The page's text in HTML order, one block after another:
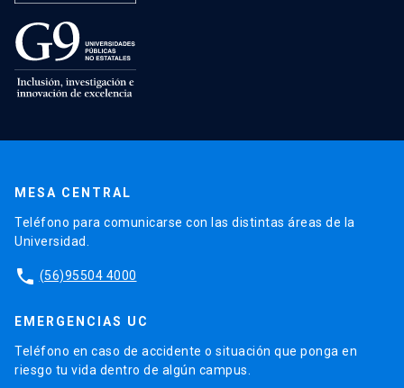
MESA CENTRAL
Teléfono para comunicarse con las distintas áreas de la
Universidad.
phone (56)95504 4000
EMERGENCIAS UC
Teléfono en caso de accidente o situación que ponga en
riesgo tu vida dentro de algún campus.